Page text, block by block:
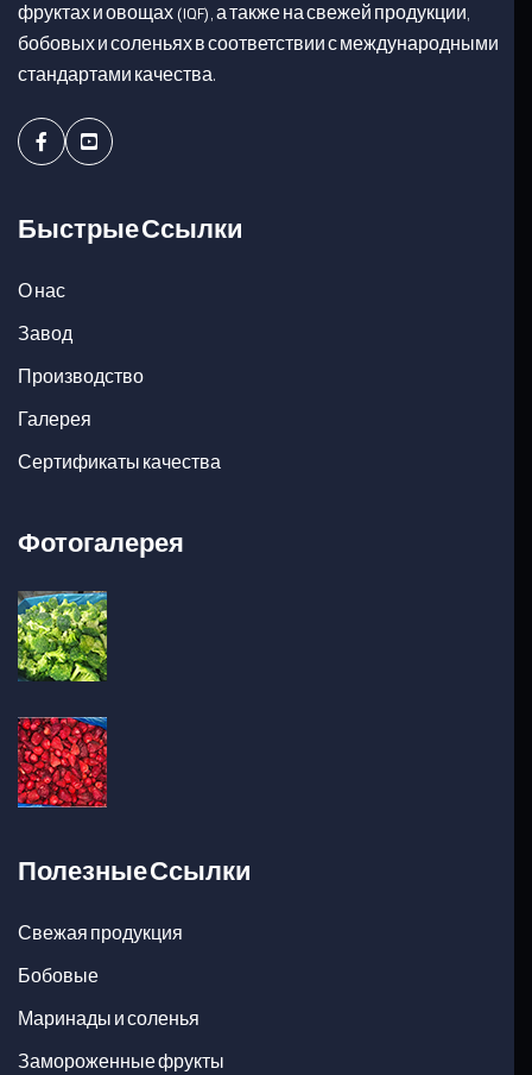
фруктах и овощах (IQF), а также на свежей продукции,
бобовых и соленьях в соответствии с международными
стандартами качества.
FacebookYoutube
Быстрые Ссылки
О нас
Завод
Производство
Галерея
Сертификаты качества
Фотогалерея
Полезные Ссылки
Свежая продукция
Бобовые
Маринады и соленья
Замороженные фрукты